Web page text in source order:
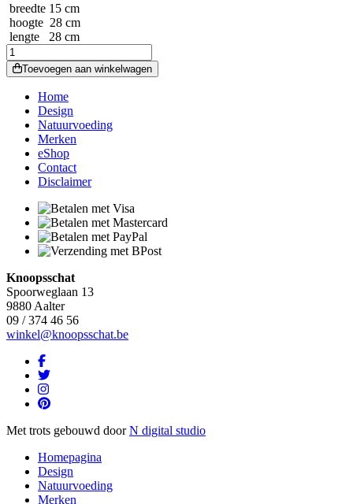
breedte 15 cm
hoogte 28 cm
lengte 28 cm
WILD
&
SOFT
kapstokje
witte
beer
aantal
Toevoegen aan winkelwagen
Home
Design
Natuurvoeding
Merken
eShop
Contact
Disclaimer
Knoopsschat
Spoorweglaan 13
9880 Aalter
09 / 374 46 56
winkel@knoopsschat.be
Met trots gebouwd doorN digital studio
Homepagina
Design
Natuurvoeding
Merken